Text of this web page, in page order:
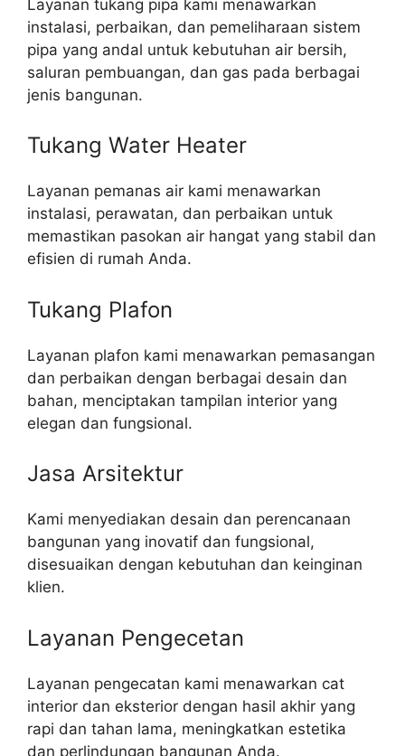
Layanan tukang pipa kami menawarkan
instalasi, perbaikan, dan pemeliharaan sistem
pipa yang andal untuk kebutuhan air bersih,
saluran pembuangan, dan gas pada berbagai
jenis bangunan.
Tukang Water Heater
Layanan pemanas air kami menawarkan
instalasi, perawatan, dan perbaikan untuk
memastikan pasokan air hangat yang stabil dan
efisien di rumah Anda.
Tukang Plafon
Layanan plafon kami menawarkan pemasangan
dan perbaikan dengan berbagai desain dan
bahan, menciptakan tampilan interior yang
elegan dan fungsional.
Jasa Arsitektur
Kami menyediakan desain dan perencanaan
bangunan yang inovatif dan fungsional,
disesuaikan dengan kebutuhan dan keinginan
klien.
Layanan Pengecetan
Layanan pengecatan kami menawarkan cat
interior dan eksterior dengan hasil akhir yang
rapi dan tahan lama, meningkatkan estetika
dan perlindungan bangunan Anda.